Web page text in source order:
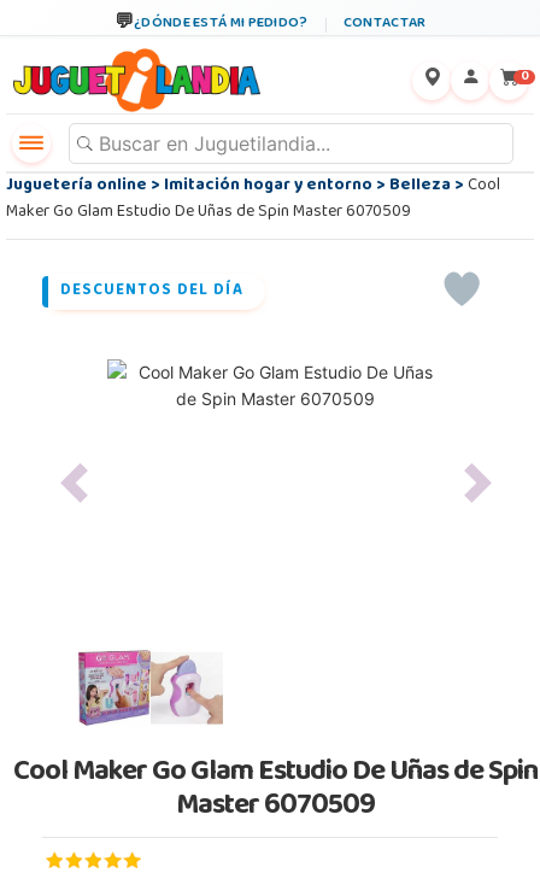
¿DÓNDE ESTÁ MI PEDIDO? CONTACTAR
0
Juguetería online>Imitación hogar y entorno>Belleza>Cool
Maker Go Glam Estudio De Uñas de Spin Master 6070509
DESCUENTOS DEL DÍA
Previous Next
Cool Maker Go Glam Estudio De Uñas de Spin
Master 6070509